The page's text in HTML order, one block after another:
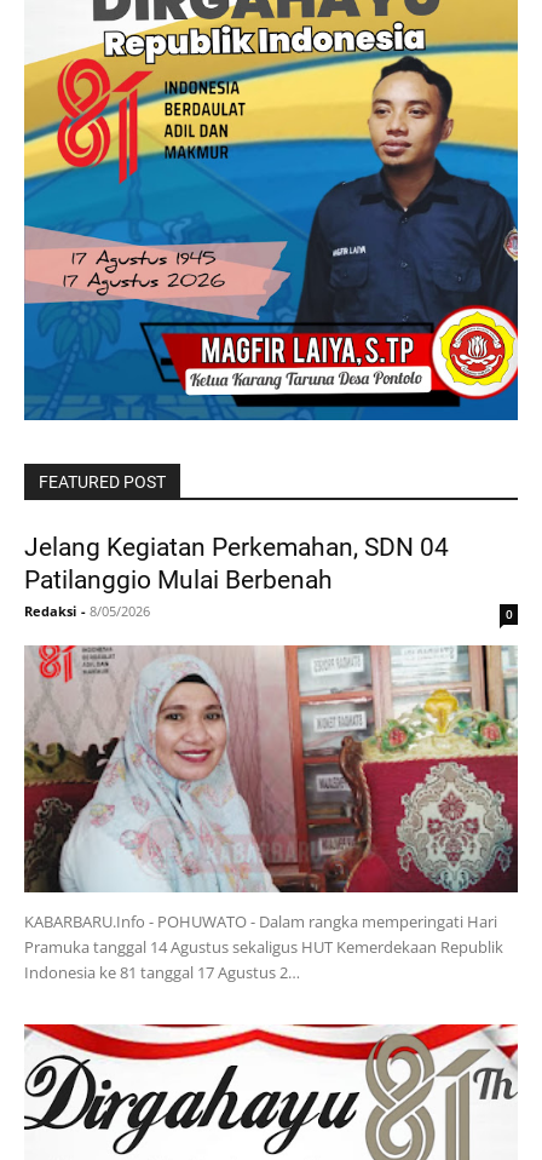
FEATURED POST
Jelang Kegiatan Perkemahan, SDN 04
Patilanggio Mulai Berbenah
Redaksi - 8/05/2026 0
KABARBARU.Info - POHUWATO - Dalam rangka memperingati Hari
Pramuka tanggal 14 Agustus sekaligus HUT Kemerdekaan Republik
Indonesia ke 81 tanggal 17 Agustus 2…